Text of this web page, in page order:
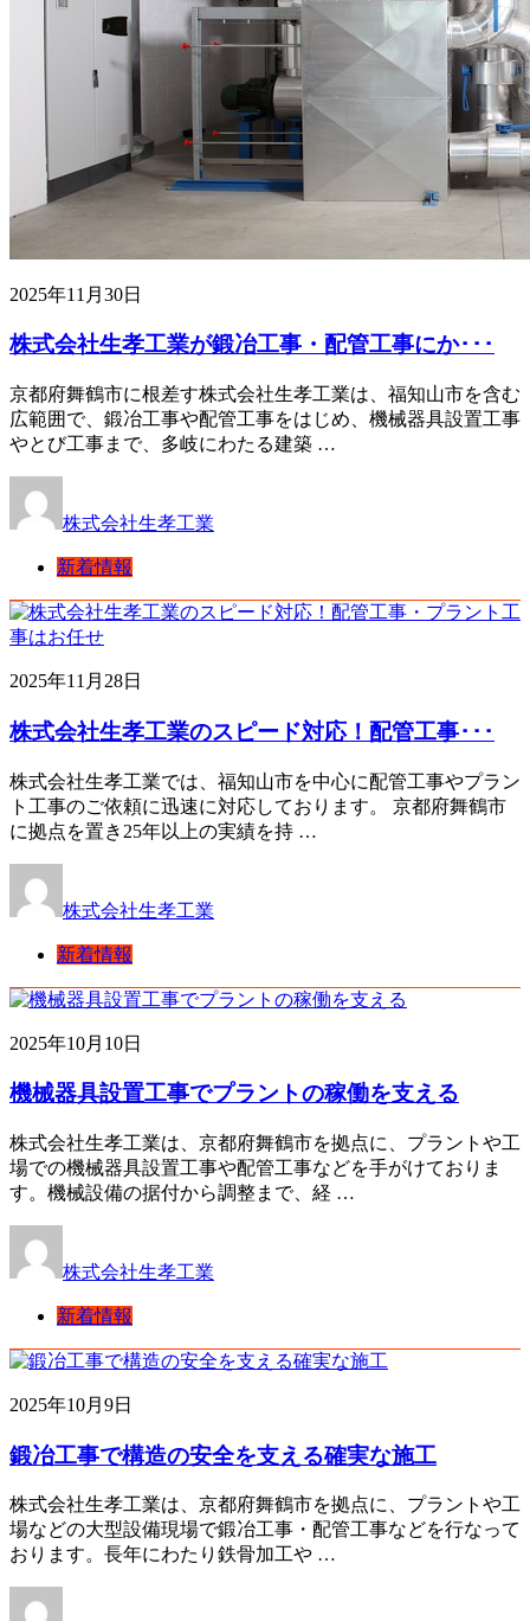
2025年11月30日
株式会社生孝工業が鍛冶工事・配管工事にか･･･
京都府舞鶴市に根差す株式会社生孝工業は、福知山市を含む
広範囲で、鍛冶工事や配管工事をはじめ、機械器具設置工事
やとび工事まで、多岐にわたる建築 …
株式会社生孝工業
新着情報
2025年11月28日
株式会社生孝工業のスピード対応！配管工事･･･
株式会社生孝工業では、福知山市を中心に配管工事やプラン
ト工事のご依頼に迅速に対応しております。 京都府舞鶴市
に拠点を置き25年以上の実績を持 …
株式会社生孝工業
新着情報
2025年10月10日
機械器具設置工事でプラントの稼働を支える
株式会社生孝工業は、京都府舞鶴市を拠点に、プラントや工
場での機械器具設置工事や配管工事などを手がけておりま
す。機械設備の据付から調整まで、経 …
株式会社生孝工業
新着情報
2025年10月9日
鍛冶工事で構造の安全を支える確実な施工
株式会社生孝工業は、京都府舞鶴市を拠点に、プラントや工
場などの大型設備現場で鍛冶工事・配管工事などを行なって
おります。長年にわたり鉄骨加工や …